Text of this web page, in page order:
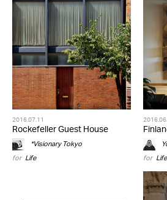
2016.07.11
Rockefeller Guest House
*Visionary Tokyo
for Life
for Life,